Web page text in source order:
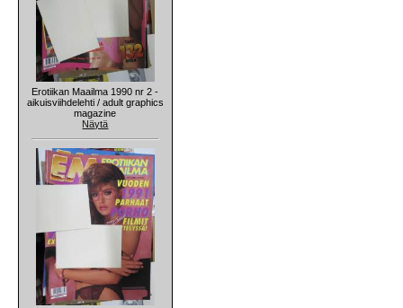
Erotiikan Maailma 1990 nr 2 -
aikuisviihdelehti / adult graphics
magazine
Näytä